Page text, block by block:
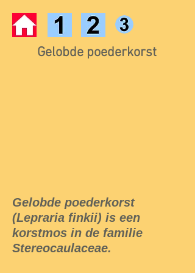
Gelobde poederkorst
Gelobde poederkorst
(Lepraria finkii) is een
korstmos in de familie
Stereocaulaceae.